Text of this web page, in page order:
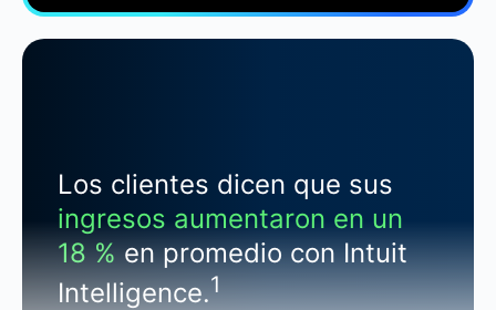
Los clientes dicen que sus
ingresos aumentaron en un
18 %en promedio con Intuit
Intelligence.1